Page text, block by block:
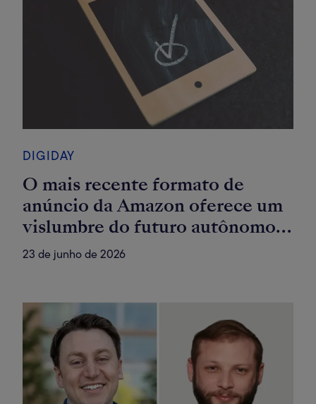
DIGIDAY
O mais recente formato de
anúncio da Amazon oferece um
vislumbre do futuro autônomo
da publicidade
23 de junho de 2026